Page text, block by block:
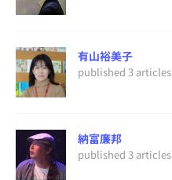
有山裕美子
published 3 articles
納富廉邦
published 3 articles